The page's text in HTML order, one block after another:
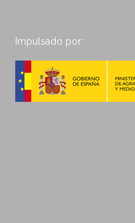
Impulsado por: